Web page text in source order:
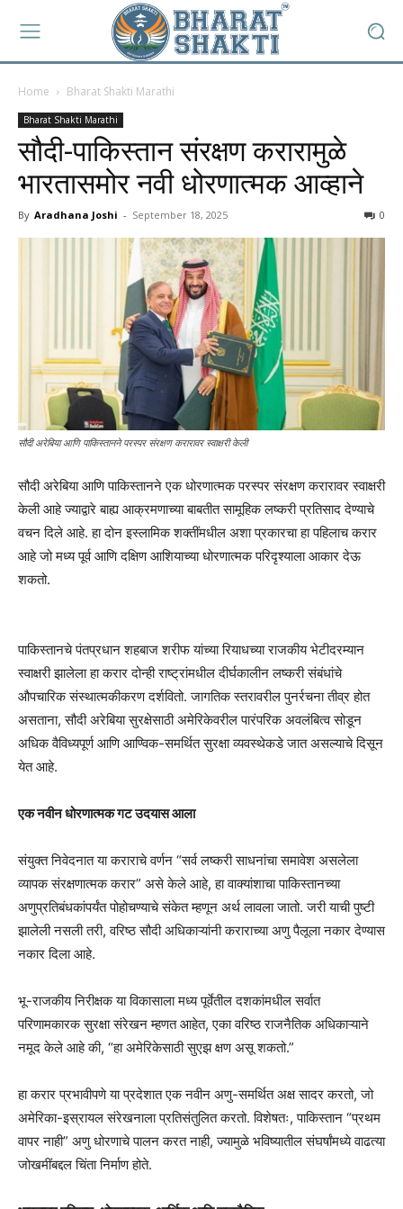
Home Bharat Shakti Marathi
Bharat Shakti Marathi
सौदी-पाकिस्तान संरक्षण करारामुळे
भारतासमोर नवी धोरणात्मक आव्हाने
By Aradhana Joshi - September 18, 2025 0
सौदी अरेबिया आणि पाकिस्तानने परस्पर संरक्षण करारावर स्वाक्षरी केली
सौदी अरेबिया आणि पाकिस्तानने एक धोरणात्मक परस्पर संरक्षण करारावर स्वाक्षरी
केली आहे ज्याद्वारे बाह्य आक्रमणाच्या बाबतीत सामूहिक लष्करी प्रतिसाद देण्याचे
वचन दिले आहे. हा दोन इस्लामिक शक्तींमधील अशा प्रकारचा हा पहिलाच करार
आहे जो मध्य पूर्व आणि दक्षिण आशियाच्या धोरणात्मक परिदृश्याला आकार देऊ
शकतो.
पाकिस्तानचे पंतप्रधान शहबाज शरीफ यांच्या रियाधच्या राजकीय भेटीदरम्यान
स्वाक्षरी झालेला हा करार दोन्ही राष्ट्रांमधील दीर्घकालीन लष्करी संबंधांचे
औपचारिक संस्थात्मकीकरण दर्शवितो. जागतिक स्तरावरील पुनर्रचना तीव्र होत
असताना, सौदी अरेबिया सुरक्षेसाठी अमेरिकेवरील पारंपरिक अवलंबित्व सोडून
अधिक वैविध्यपूर्ण आणि आण्विक-समर्थित सुरक्षा व्यवस्थेकडे जात असल्याचे दिसून
येत आहे.
एक नवीन धोरणात्मक गट उदयास आला
संयुक्त निवेदनात या कराराचे वर्णन “सर्व लष्करी साधनांचा समावेश असलेला
व्यापक संरक्षणात्मक करार” असे केले आहे, हा वाक्यांशाचा पाकिस्तानच्या
अणुप्रतिबंधकांपर्यंत पोहोचण्याचे संकेत म्हणून अर्थ लावला जातो. जरी याची पुष्टी
झालेली नसली तरी, वरिष्ठ सौदी अधिकाऱ्यांनी कराराच्या अणु पैलूला नकार देण्यास
नकार दिला आहे.
भू-राजकीय निरीक्षक या विकासाला मध्य पूर्वेतील दशकांमधील सर्वात
परिणामकारक सुरक्षा संरेखन म्हणत आहेत, एका वरिष्ठ राजनैतिक अधिकाऱ्याने
नमूद केले आहे की, “हा अमेरिकेसाठी सुएझ क्षण असू शकतो.”
हा करार प्रभावीपणे या प्रदेशात एक नवीन अणु-समर्थित अक्ष सादर करतो, जो
अमेरिका-इस्रायल संरेखनाला प्रतिसंतुलित करतो. विशेषतः, पाकिस्तान “प्रथम
वापर नाही” अणु धोरणाचे पालन करत नाही, ज्यामुळे भविष्यातील संघर्षांमध्ये वाढत्या
जोखमींबद्दल चिंता निर्माण होते.